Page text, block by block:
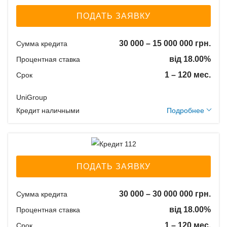
Aннуитет
Способ погашения:
Классический
Досрочное погашение:
Без страхования
Способы погашения
С помощью интернет-
банкинга Вашего банка;
Через платежные
ПОДАТЬ ЗАЯВКУ
Сумма кредита 30 000 – 15 000 000 грн.
Процентная ставка від 18.00%
Срок 1 – 120 мес.
UniGroup
Кредит наличными
Подробнее
Дополнительные
Единоразовая комиссия:
Услуги нотариуса:
договор ипотеки - 0,1%
договор займа - 1% от
суммы займа
Ежемесячная комиссия:
ПОДАТЬ ЗАЯВКУ
Сумма кредита 30 000 – 30 000 000 грн.
Процентная ставка від 18.00%
1 – 120 мес.